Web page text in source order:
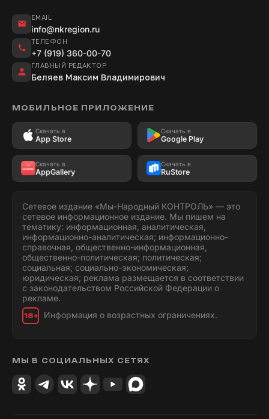
EMAIL
info@nkregion.ru
ТЕЛЕФОН
+7 (919) 360-00-70
ГЛАВНЫЙ РЕДАКТОР
Беляев Максим Владимирович
МОБИЛЬНОЕ ПРИЛОЖЕНИЕ
Скачать в
App Store
Скачать в
Google Play
Скачать в
AppGallery
Скачать в
RuStore
Сетевое издание «Мы-Народный КОНТРОЛЬ» — это
сетевое информационное издание. Мы пишем на
тематику: информационная, аналитическая,
информационно-аналитическая; информационно-
справочная, общественно-информационная,
общественно-политическая; политическая;
социальная; социально-экономическая;
юридическая; реклама размещается в соответствии
с законодательством Российской Федерации о
рекламе.
18+ Информация о возрастных ограничениях.
МЫ В СОЦИАЛЬНЫХ СЕТЯХ